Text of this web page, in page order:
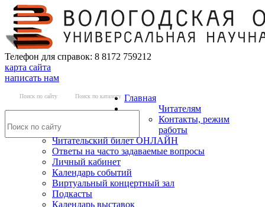
Телефон для справок: 8 8172 759212
карта сайта
написать нам
Поиск по сайту Поиск по каталогу Главная
Читателям
Контакты, режим
работы
Читательский билет ОНЛАЙН
Ответы на часто задаваемые вопросы
Личный кабинет
Календарь событий
Виртуальный концертный зал
Подкасты
Календарь выставок